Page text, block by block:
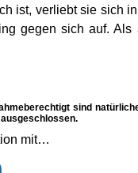
ist, verliebt sie sich
gegen sich auf.
sind
mit…